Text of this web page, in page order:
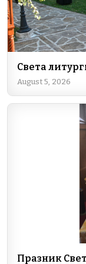
Света
August 5, 2026
Празник